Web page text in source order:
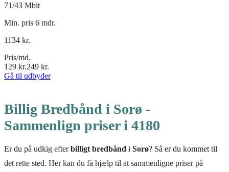
71/43 Mbit
Min. pris 6 mdr.
1134 kr.
Pris/md.
129 kr.249 kr.
Gå til udbyder
Billig Bredbånd i Sorø -
Sammenlign priser i 4180
Er du på udkig efterbilligt bredbånd i Sorø? Så er du kommet til
det rette sted. Her kan du få hjælp til at sammenligne priser på